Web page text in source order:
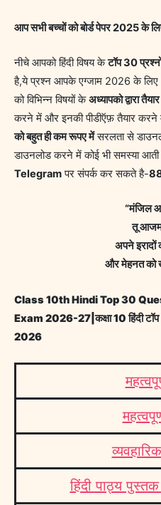
आप सभी बच्चों को बोर्ड पेपर 2025 के
नीचे आपको हिंदी विषय केटॉप 30
है,ये प्रश्न आपके एग्जाम 2026 के लिए
को विभिन्न विषयों केअध्यापको द्वारा तैयार
करने में और इनकी पीडीऍफ़ तैयार
को बहुत ही कम रूपए मेंसरलता से
डाउनलोड करने में कोई भी समस्या
Telegramपर संपर्क कर सकते है-
“मंजिल
तू
अपने
और मेहनत को
Class 10th Hindi Top 30
Exam 2026-27|कक्षा 10 हिंदी टॉप
2026
हिंदी पाठ्य